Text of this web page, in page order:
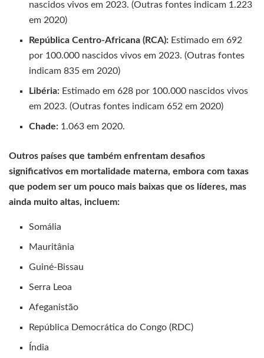
nascidos vivos em 2023. (Outras fontes indicam 1.223
em 2020)
República Centro-Africana (RCA): Estimado em 692
por 100.000 nascidos vivos em 2023. (Outras fontes
indicam 835 em 2020)
Libéria: Estimado em 628 por 100.000 nascidos vivos
em 2023. (Outras fontes indicam 652 em 2020)
Chade: 1.063 em 2020.
Outros países que também enfrentam desafios
significativos em mortalidade materna, embora com taxas
que podem ser um pouco mais baixas que os líderes, mas
ainda muito altas, incluem:
Somália
Mauritânia
Guiné-Bissau
Serra Leoa
Afeganistão
República Democrática do Congo (RDC)
Índia